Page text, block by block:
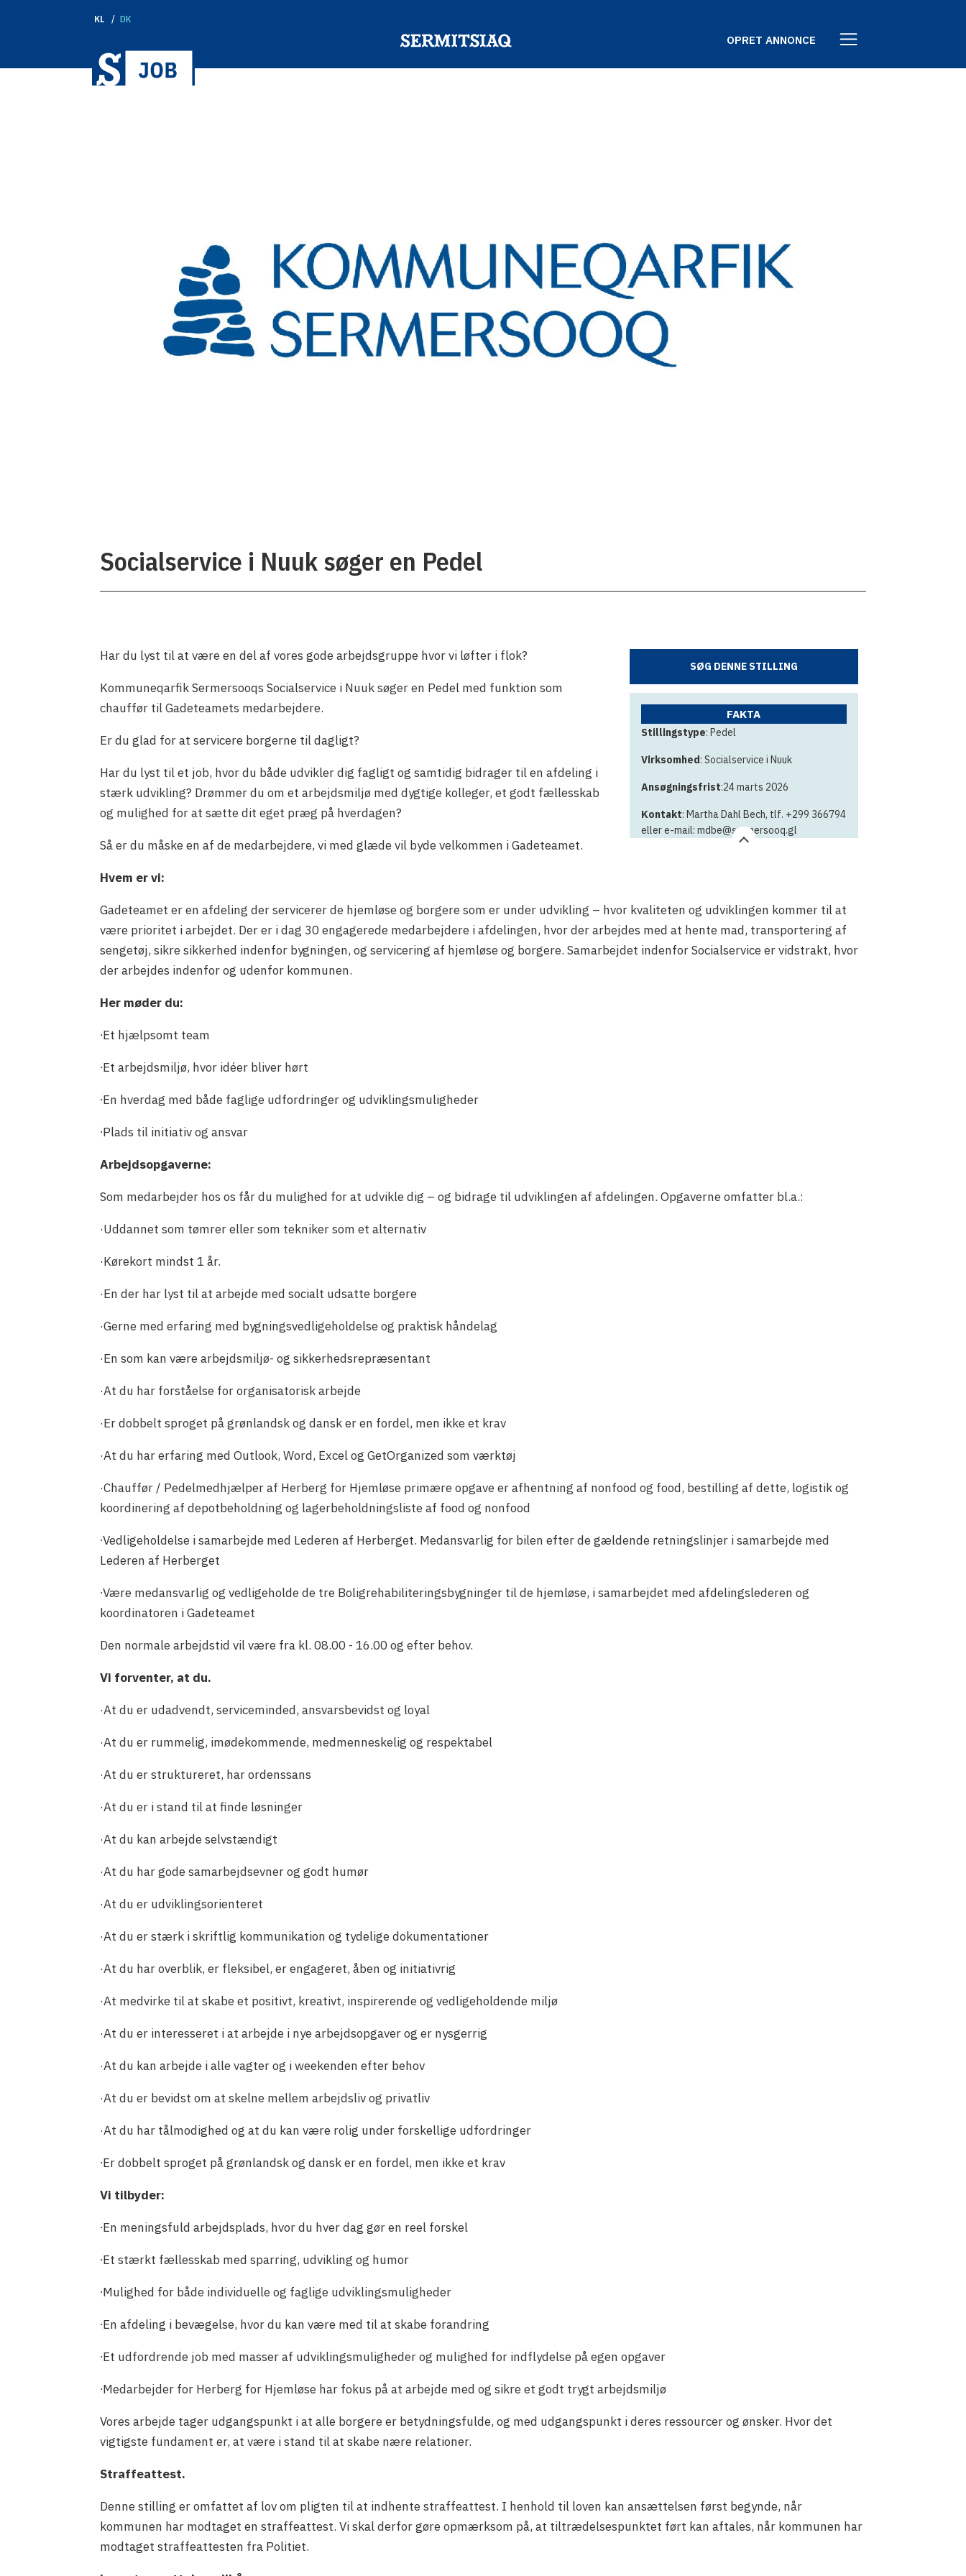
KL DK
OPRET ANNONCE
Socialservice i Nuuk søger en Pedel
SØG DENNE STILLING
FAKTA
Stillingstype: Pedel
Virksomhed : Socialservice i Nuuk
Ansøgningsfrist:24 marts 2026
Kontakt: Martha Dahl Bech, tlf. +299 366794
eller e-mail: mdbe@sermersooq.gl
Har du lyst til at være en del af vores gode arbejdsgruppe hvor vi løfter i flok?
Kommuneqarfik Sermersooqs Socialservice i Nuuk søger en Pedel med funktion som
chauffør til Gadeteamets medarbejdere.
Er du glad for at servicere borgerne til dagligt?
Har du lyst til et job, hvor du både udvikler dig fagligt og samtidig bidrager til en afdeling i
stærk udvikling? Drømmer du om et arbejdsmiljø med dygtige kolleger, et godt fællesskab
og mulighed for at sætte dit eget præg på hverdagen?
Så er du måske en af de medarbejdere, vi med glæde vil byde velkommen i Gadeteamet.
Hvem er vi:
Gadeteamet er en afdeling der servicerer de hjemløse og borgere som er under udvikling – hvor kvaliteten og udviklingen kommer til at
være prioritet i arbejdet. Der er i dag 30 engagerede medarbejdere i afdelingen, hvor der arbejdes med at hente mad, transportering af
sengetøj, sikre sikkerhed indenfor bygningen, og servicering af hjemløse og borgere. Samarbejdet indenfor Socialservice er vidstrakt, hvor
der arbejdes indenfor og udenfor kommunen.
Her møder du:
∙Et hjælpsomt team
∙Et arbejdsmiljø, hvor idéer bliver hørt
∙En hverdag med både faglige udfordringer og udviklingsmuligheder
∙Plads til initiativ og ansvar
Arbejdsopgaverne:
Som medarbejder hos os får du mulighed for at udvikle dig – og bidrage til udviklingen af afdelingen. Opgaverne omfatter bl.a.:
·Uddannet som tømrer eller som tekniker som et alternativ
·Kørekort mindst 1 år.
·En der har lyst til at arbejde med socialt udsatte borgere
·Gerne med erfaring med bygningsvedligeholdelse og praktisk håndelag
·En som kan være arbejdsmiljø- og sikkerhedsrepræsentant
·At du har forståelse for organisatorisk arbejde
·Er dobbelt sproget på grønlandsk og dansk er en fordel, men ikke et krav
·At du har erfaring med Outlook, Word, Excel og GetOrganized som værktøj
·Chauffør / Pedelmedhjælper af Herberg for Hjemløse primære opgave er afhentning af nonfood og food, bestilling af dette, logistik og
koordinering af depotbeholdning og lagerbeholdningsliste af food og nonfood
∙Vedligeholdelse i samarbejde med Lederen af Herberget. Medansvarlig for bilen efter de gældende retningslinjer i samarbejde med
Lederen af Herberget
∙Være medansvarlig og vedligeholde de tre Boligrehabiliteringsbygninger til de hjemløse, i samarbejdet med afdelingslederen og
koordinatoren i Gadeteamet
Den normale arbejdstid vil være fra kl. 08.00 - 16.00 og efter behov.
Vi forventer, at du.
·At du er udadvendt, serviceminded, ansvarsbevidst og loyal
·At du er rummelig, imødekommende, medmenneskelig og respektabel
·At du er struktureret, har ordenssans
·At du er i stand til at finde løsninger
·At du kan arbejde selvstændigt
·At du har gode samarbejdsevner og godt humør
·At du er udviklingsorienteret
·At du er stærk i skriftlig kommunikation og tydelige dokumentationer
·At du har overblik, er fleksibel, er engageret, åben og initiativrig
·At medvirke til at skabe et positivt, kreativt, inspirerende og vedligeholdende miljø
·At du er interesseret i at arbejde i nye arbejdsopgaver og er nysgerrig
·At du kan arbejde i alle vagter og i weekenden efter behov
·At du er bevidst om at skelne mellem arbejdsliv og privatliv
·At du har tålmodighed og at du kan være rolig under forskellige udfordringer
∙Er dobbelt sproget på grønlandsk og dansk er en fordel, men ikke et krav
Vi tilbyder:
∙En meningsfuld arbejdsplads, hvor du hver dag gør en reel forskel
∙Et stærkt fællesskab med sparring, udvikling og humor
∙Mulighed for både individuelle og faglige udviklingsmuligheder
∙En afdeling i bevægelse, hvor du kan være med til at skabe forandring
∙Et udfordrende job med masser af udviklingsmuligheder og mulighed for indflydelse på egen opgaver
∙Medarbejder for Herberg for Hjemløse har fokus på at arbejde med og sikre et godt trygt arbejdsmiljø
Vores arbejde tager udgangspunkt i at alle borgere er betydningsfulde, og med udgangspunkt i deres ressourcer og ønsker. Hvor det
vigtigste fundament er, at være i stand til at skabe nære relationer.
Straffeattest.
Denne stilling er omfattet af lov om pligten til at indhente straffeattest. I henhold til loven kan ansættelsen først begynde, når
kommunen har modtaget en straffeattest. Vi skal derfor gøre opmærksom på, at tiltrædelsespunktet ført kan aftales, når kommunen har
modtaget straffeattesten fra Politiet.